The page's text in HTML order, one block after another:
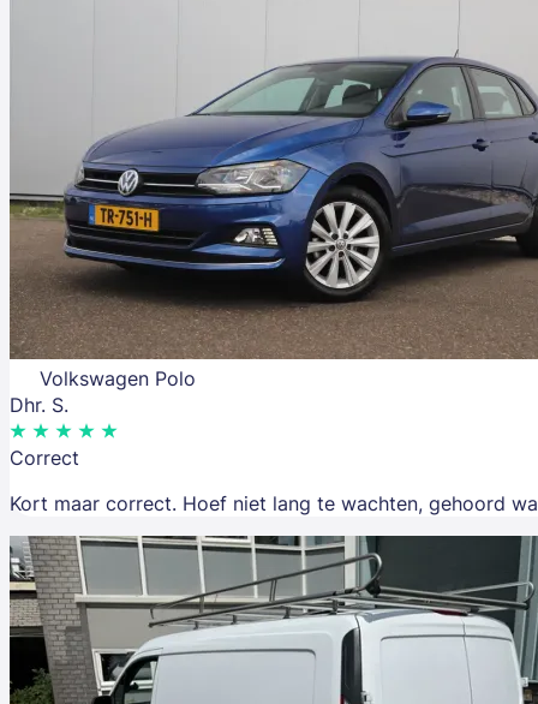
Volkswagen Polo
Dhr. S.
Correct
Kort maar correct. Hoef niet lang te wachten, gehoord